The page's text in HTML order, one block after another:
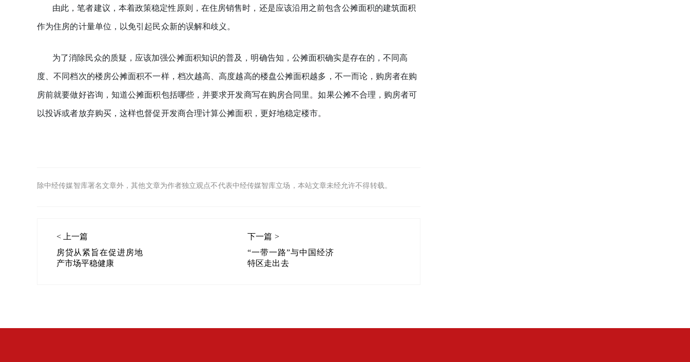
由此，笔者建议，本着政策稳定性原则，在住房销售时，还是应该沿用之前包含公摊面积的建筑面积
作为住房的计量单位，以免引起民众新的误解和歧义。
为了消除民众的质疑，应该加强公摊面积知识的普及，明确告知，公摊面积确实是存在的，不同高
度、不同档次的楼房公摊面积不一样，档次越高、高度越高的楼盘公摊面积越多，不一而论，购房者在购
房前就要做好咨询，知道公摊面积包括哪些，并要求开发商写在购房合同里。如果公摊不合理，购房者可
以投诉或者放弃购买，这样也督促开发商合理计算公摊面积，更好地稳定楼市。
除中经传媒智库署名文章外，其他文章为作者独立观点不代表中经传媒智库立场，本站文章未经允许不得转载。
< 上一篇
房贷从紧旨在促进房地
产市场平稳健康
下一篇 >
“一带一路”与中国经济
特区走出去